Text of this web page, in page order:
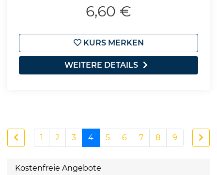
6,60 €
KURS MERKEN
WEITERE DETAILS
1 2 3 4 5 6 7 8 9
Kostenfreie Angebote